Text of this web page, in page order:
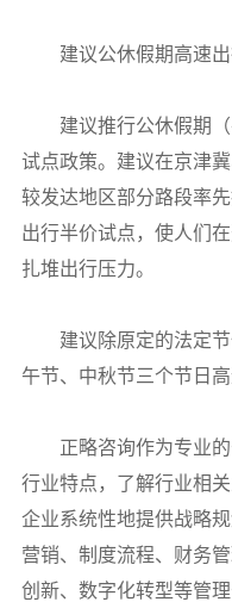
建议公休假期高速
建议推行公休假期
试点政策。建议在京津
较发达地区部分路段率
出行半价试点，使人们
扎堆出行压力。
建议除原定的法定
午节、中秋节三个节日高
正略咨询作为专业
行业特点，了解行业相
企业系统性地提供战略
营销、制度流程、财务
创新、数字化转型等管理